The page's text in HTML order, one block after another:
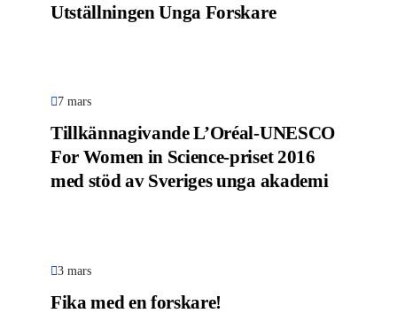
Utställningen Unga Forskare
7 mars
Tillkännagivande L’Oréal-UNESCO
For Women in Science-priset 2016
med stöd av Sveriges unga akademi
3 mars
Fika med en forskare!